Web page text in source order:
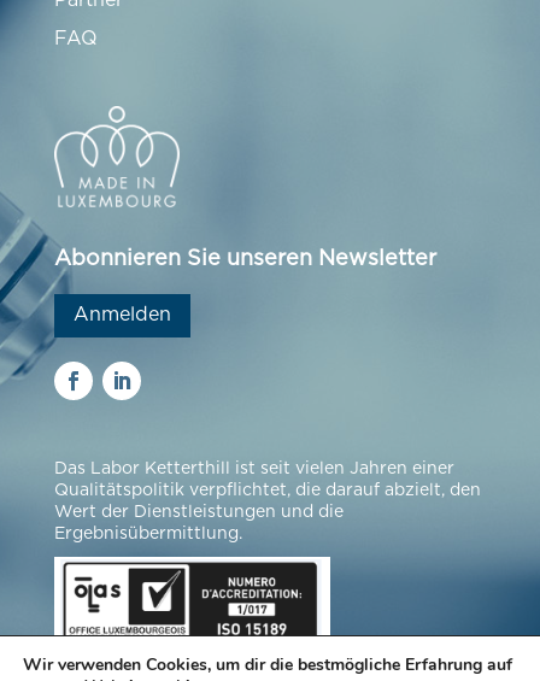
FAQ
Abonnieren Sie unseren Newsletter
Anmelden
Das Labor Ketterthill ist seit vielen Jahren einer
Qualitätspolitik verpflichtet, die darauf abzielt, den
Wert der Dienstleistungen und die
Ergebnisübermittlung.
Wir verwenden Cookies, um dir die bestmögliche Erfahrung auf